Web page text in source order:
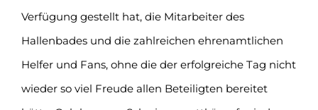
Verfügung gestellt hat, die Mitarbeiter des
Hallenbades und die zahlreichen ehrenamtlichen
Helfer und Fans, ohne die der erfolgreiche Tag nicht
wieder so viel Freude allen Beteiligten bereitet